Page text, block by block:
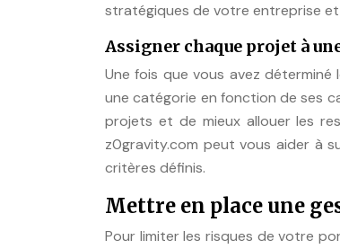
stratégiques de votre entreprise et
Assigner chaque projet à
Une fois que vous avez
une catégorie en fonction de ses
projets et de mieux allouer les
z0gravity.com peut vous aider à
critères définis.
Mettre en place une
Pour limiter les risques de votre